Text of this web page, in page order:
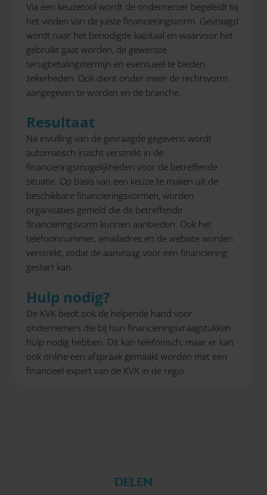
Via een keuzetool wordt de ondernemer begeleidt bij
het vinden van de juiste financieringsvorm. Gevraagd
wordt naar het benodigde kapitaal en waarvoor het
gebruikt gaat worden, de gewenste
terugbetalingstermijn en eventueel te bieden
zekerheden. Ook dient onder meer de rechtsvorm
aangegeven te worden en de branche.
Resultaat
Na invulling van de gevraagde gegevens wordt
automatisch inzicht verstrekt in de
financieringsmogelijkheden voor de betreffende
situatie. Op basis van een keuze te maken uit de
beschikbare financieringsvormen, worden
organisaties gemeld die de betreffende
financieringsvorm kunnen aanbieden. Ook het
telefoonnummer, emailadres en de website worden
verstrekt, zodat de aanvraag voor een financiering
gestart kan.
Hulp nodig?
De KVK biedt ook de helpende hand voor
ondernemers die bij hun financieringsvraagstukken
hulp nodig hebben. Dit kan telefonisch, maar er kan
ook online een afspraak gemaakt worden met een
financieel expert van de KVK in de regio.
DELEN